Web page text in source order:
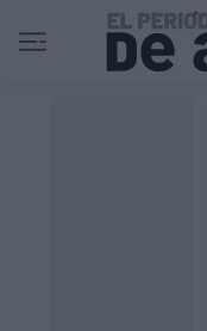
Ir al contenido principal